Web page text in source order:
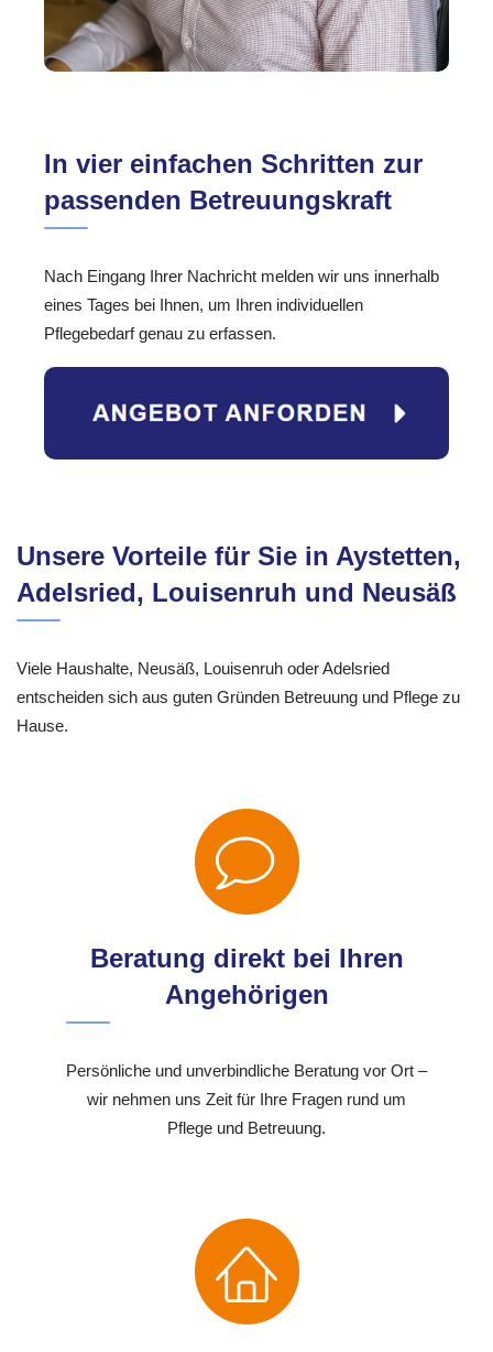
In vier einfachen Schritten zur
passenden Betreuungskraft
Nach Eingang Ihrer Nachricht melden wir uns innerhalb
eines Tages bei Ihnen, um Ihren individuellen
Pflegebedarf genau zu erfassen.
Unsere Vorteile für Sie in Aystetten,
Adelsried, Louisenruh und Neusäß
Viele Haushalte, Neusäß, Louisenruh oder Adelsried
entscheiden sich aus guten Gründen Betreuung und Pflege zu
Hause.
Beratung direkt bei Ihren
Angehörigen
Persönliche und unverbindliche Beratung vor Ort –
wir nehmen uns Zeit für Ihre Fragen rund um
Pflege und Betreuung.